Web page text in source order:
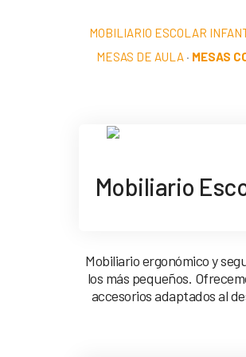
MOBILIARIO ESCOLAR
MESAS DE AULA · MESAS
Mobiliario
Mobiliario ergonómico y
los más pequeños.
accesorios adaptados al